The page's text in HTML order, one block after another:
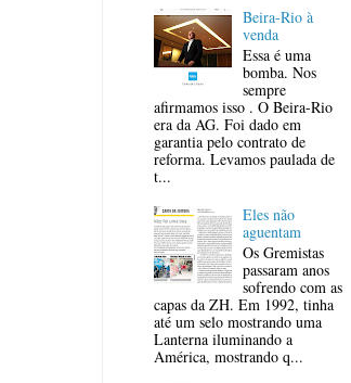
Beira-Rio à
venda
Essa é uma
bomba. Nos
sempre
afirmamos isso . O Beira-Rio
era da AG. Foi dado em
garantia pelo contrato de
reforma. Levamos paulada de
t...
Eles não
aguentam
Os Gremistas
passaram anos
sofrendo com as
capas da ZH. Em 1992, tinha
até um selo mostrando uma
Lanterna iluminando a
América, mostrando q...